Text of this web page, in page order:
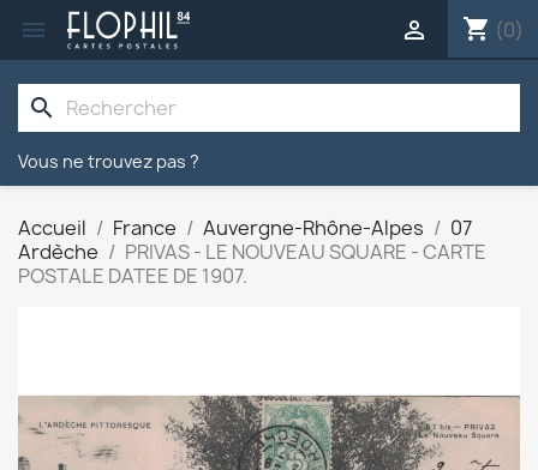
 shopping_cart (0)

search
Vous ne trouvez pas ?
Accueil France Auvergne-Rhône-Alpes
07
Ardèche
PRIVAS - LE NOUVEAU SQUARE - CARTE
POSTALE DATEE DE 1907.